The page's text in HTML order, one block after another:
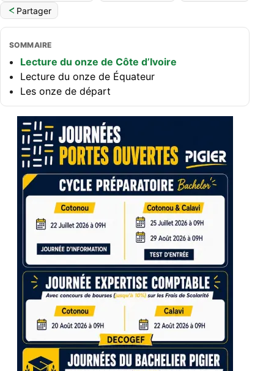
Partager
SOMMAIRE
Lecture du onze de Côte d’Ivoire
Lecture du onze de Équateur
Les onze de départ